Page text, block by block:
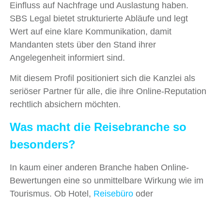
Einfluss auf Nachfrage und Auslastung haben.
SBS Legal bietet strukturierte Abläufe und legt
Wert auf eine klare Kommunikation, damit
Mandanten stets über den Stand ihrer
Angelegenheit informiert sind.
Mit diesem Profil positioniert sich die Kanzlei als
seriöser Partner für alle, die ihre Online-Reputation
rechtlich absichern möchten.
Was macht die Reisebranche so
besonders?
In kaum einer anderen Branche haben Online-
Bewertungen eine so unmittelbare Wirkung wie im
Tourismus. Ob Hotel, Reisebüro oder